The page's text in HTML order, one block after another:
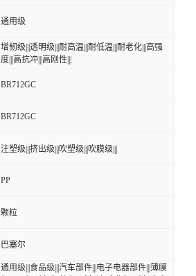
通用级
增韧级|||透明级|||耐高温|||耐低温|||耐老化|||高强
度|||高抗冲|||高刚性|||
BR712GC
BR712GC
注塑级|||挤出级|||吹塑级|||吹膜级|||
PP
颗粒
巴塞尔
通用级|||食品级|||汽车部件|||电子电器部件|||薄膜